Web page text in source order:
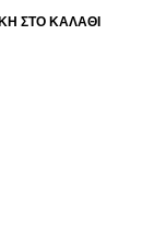
ΣΤΟ ΚΑΛΆΘΙ